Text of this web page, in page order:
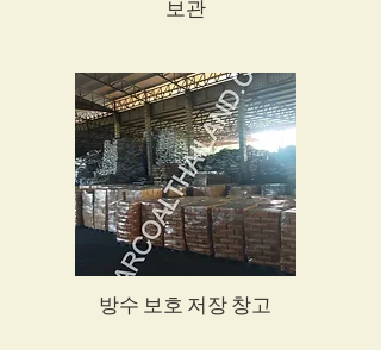
보관
방수 보호 저장 창고